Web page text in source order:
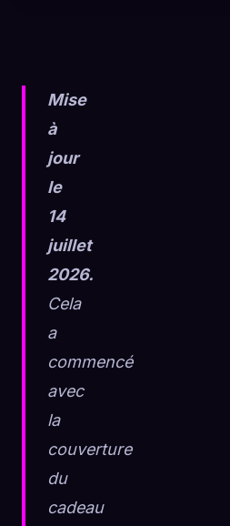
Mise
à
jour
le
14
juillet
2026.
Cela
a
commencé
avec
la
couverture
du
cadeau
Collection
☁️
0